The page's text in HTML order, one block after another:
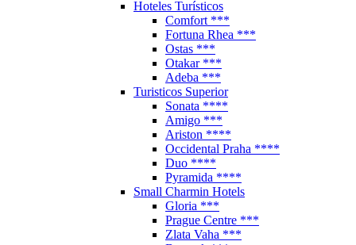
Hoteles Turísticos
Comfort ***
Fortuna Rhea ***
Ostas ***
Otakar ***
Adeba ***
Turisticos Superior
Sonata ****
Amigo ***
Ariston ****
Occidental Praha ****
Duo ****
Pyramida ****
Small Charmin Hotels
Gloria ***
Prague Centre ***
Zlata Vaha ***